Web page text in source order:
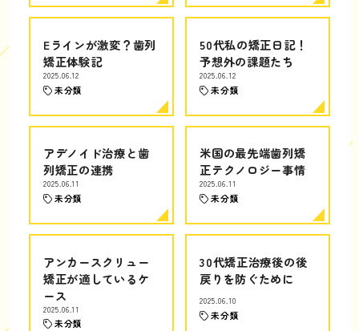
Eラインが激変？歯列
矯正体験記
2025.06.12
未分類
50代私の矯正日記！
予想外の課題たち
2025.06.12
未分類
アデノイド治療と歯
列矯正の連携
2025.06.11
未分類
米国の最先端歯列矯
正テクノロジー事情
2025.06.11
未分類
アンカースクリュー
矯正が適しているケ
ース
2025.06.11
未分類
30代矯正治療後の後
戻りを防ぐために
2025.06.10
未分類